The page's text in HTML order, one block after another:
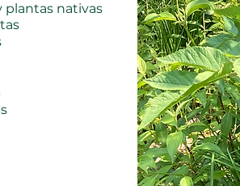
plantas nativas